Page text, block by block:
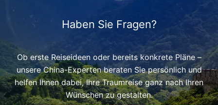
Haben Sie Fragen?
Ob erste Reiseideen oder bereits konkrete Pläne –
unsere China-Experten beraten Sie persönlich und
helfen Ihnen dabei, Ihre Traumreise ganz nach Ihren
Wünschen zu gestalten.